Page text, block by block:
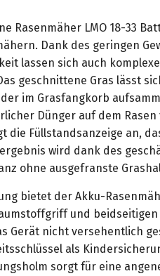
Rasenmäher LMO 18-33
Dank des geringen
lassen sich auch
geschnittene Gras lässt
im Grasfangkorb
Dünger auf dem
die Füllstandsanzeige an,
wird dank des
ohne ausgefranste
bietet der Akku-
und
Gerät nicht versehentlich
als
sorgt für eine